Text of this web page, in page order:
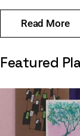
Read More
Featured